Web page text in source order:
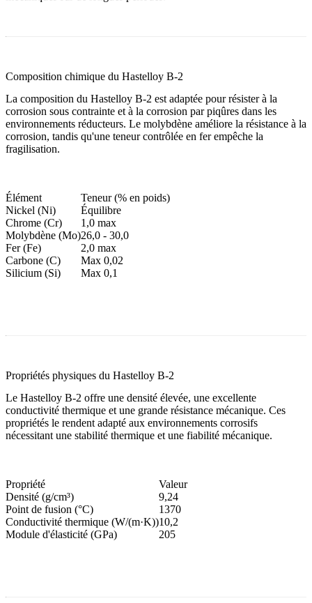
Composition chimique du Hastelloy B-2
La composition du Hastelloy B-2 est adaptée pour résister à la
corrosion sous contrainte et à la corrosion par piqûres dans les
environnements réducteurs. Le molybdène améliore la résistance à la
corrosion, tandis qu'une teneur contrôlée en fer empêche la
fragilisation.
Élément
Teneur (% en poids)
Nickel (Ni)
Équilibre
Chrome (Cr)
1,0 max
Molybdène (Mo)26,0 - 30,0
Fer (Fe)
2,0 max
Carbone (C)
Max 0,02
Silicium (Si)
Max 0,1
Propriétés physiques du Hastelloy B-2
Le Hastelloy B-2 offre une densité élevée, une excellente
conductivité thermique et une grande résistance mécanique. Ces
propriétés le rendent adapté aux environnements corrosifs
nécessitant une stabilité thermique et une fiabilité mécanique.
Propriété
Valeur
Densité (g/cm³)
9,24
Point de fusion (°C)
1370
Conductivité thermique (W/(m·K))10,2
Module d'élasticité (GPa)
205